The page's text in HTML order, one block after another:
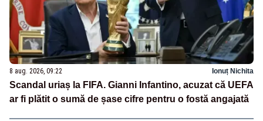
8 aug. 2026, 09:22 Ionuț Nichita
Scandal uriaș la FIFA. Gianni Infantino, acuzat că UEFA
ar fi plătit o sumă de șase cifre pentru o fostă angajată